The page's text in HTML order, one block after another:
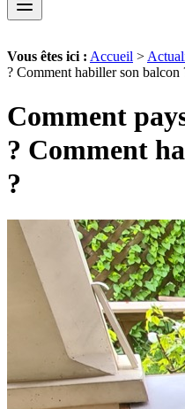
Vous êtes ici : Accueil >
? Comment habiller son balcon
Comment
? Comment
?